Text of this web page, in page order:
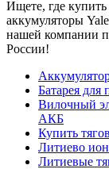
Ищете, где
аккумуляторы
нашей компании
России!
Батарея для
Вилочный
АКБ
Купить
Литиево
Литиевые